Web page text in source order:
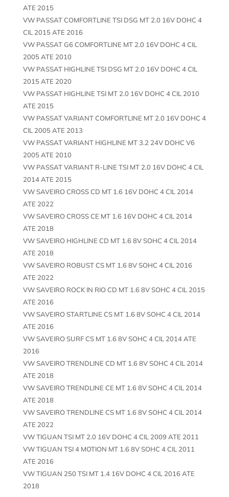
ATE 2015
VW PASSAT COMFORTLINE TSI DSG MT 2.0 16V DOHC 4
CIL 2015 ATE 2016
VW PASSAT G6 COMFORTLINE MT 2.0 16V DOHC 4 CIL
2005 ATE 2010
VW PASSAT HIGHLINE TSI DSG MT 2.0 16V DOHC 4 CIL
2015 ATE 2020
VW PASSAT HIGHLINE TSI MT 2.0 16V DOHC 4 CIL 2010
ATE 2015
VW PASSAT VARIANT COMFORTLINE MT 2.0 16V DOHC 4
CIL 2005 ATE 2013
VW PASSAT VARIANT HIGHLINE MT 3.2 24V DOHC V6
2005 ATE 2010
VW PASSAT VARIANT R-LINE TSI MT 2.0 16V DOHC 4 CIL
2014 ATE 2015
VW SAVEIRO CROSS CD MT 1.6 16V DOHC 4 CIL 2014
ATE 2022
VW SAVEIRO CROSS CE MT 1.6 16V DOHC 4 CIL 2014
ATE 2018
VW SAVEIRO HIGHLINE CD MT 1.6 8V SOHC 4 CIL 2014
ATE 2018
VW SAVEIRO ROBUST CS MT 1.6 8V SOHC 4 CIL 2016
ATE 2022
VW SAVEIRO ROCK IN RIO CD MT 1.6 8V SOHC 4 CIL 2015
ATE 2016
VW SAVEIRO STARTLINE CS MT 1.6 8V SOHC 4 CIL 2014
ATE 2016
VW SAVEIRO SURF CS MT 1.6 8V SOHC 4 CIL 2014 ATE
2016
VW SAVEIRO TRENDLINE CD MT 1.6 8V SOHC 4 CIL 2014
ATE 2018
VW SAVEIRO TRENDLINE CE MT 1.6 8V SOHC 4 CIL 2014
ATE 2018
VW SAVEIRO TRENDLINE CS MT 1.6 8V SOHC 4 CIL 2014
ATE 2022
VW TIGUAN TSI MT 2.0 16V DOHC 4 CIL 2009 ATE 2011
VW TIGUAN TSI 4 MOTION MT 1.6 8V SOHC 4 CIL 2011
ATE 2016
VW TIGUAN 250 TSI MT 1.4 16V DOHC 4 CIL 2016 ATE
2018